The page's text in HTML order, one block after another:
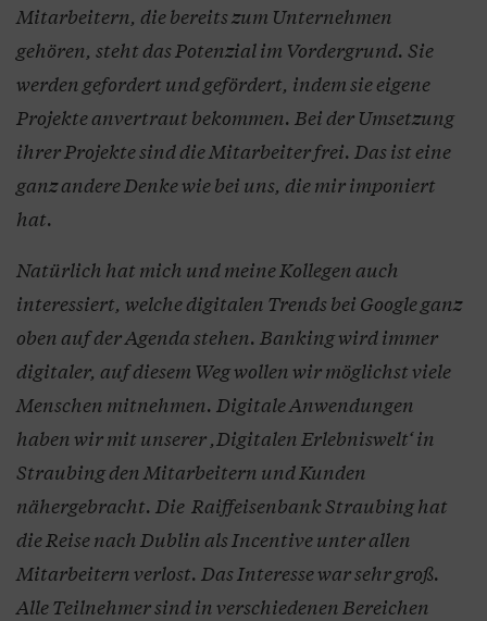
Mitarbeitern, die bereits zum Unternehmen
gehören, steht das Potenzial im Vordergrund. Sie
werden gefordert und gefördert, indem sie eigene
Projekte anvertraut bekommen. Bei der Umsetzung
ihrer Projekte sind die Mitarbeiter frei. Das ist eine
ganz andere Denke wie bei uns, die mir imponiert
hat.
Natürlich hat mich und meine Kollegen auch
interessiert, welche digitalen Trends bei Google ganz
oben auf der Agenda stehen. Banking wird immer
digitaler, auf diesem Weg wollen wir möglichst viele
Menschen mitnehmen. Digitale Anwendungen
haben wir mit unserer ,Digitalen Erlebniswelt‘ in
Straubing den Mitarbeitern und Kunden
nähergebracht. Die Raiffeisenbank Straubing hat
die Reise nach Dublin als Incentive unter allen
Mitarbeitern verlost. Das Interesse war sehr groß.
Alle Teilnehmer sind in verschiedenen Bereichen